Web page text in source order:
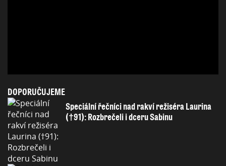
DOPORUČUJEME
Speciální řečníci nad rakví režiséra Laurina
(†91): Rozbrečeli i dceru Sabinu